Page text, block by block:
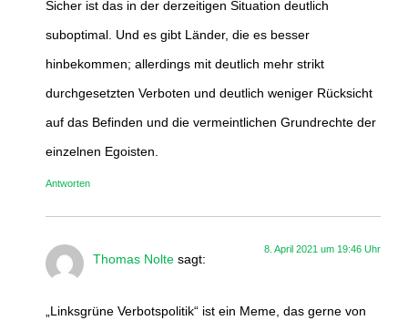
Sicher ist das in der derzeitigen Situation deutlich
suboptimal. Und es gibt Länder, die es besser
hinbekommen; allerdings mit deutlich mehr strikt
durchgesetzten Verboten und deutlich weniger Rücksicht
auf das Befinden und die vermeintlichen Grundrechte der
einzelnen Egoisten.
Antworten
Thomas Nolte sagt:
8. April 2021 um 19:46 Uhr
„Linksgrüne Verbotspolitik“ ist ein Meme, das gerne von